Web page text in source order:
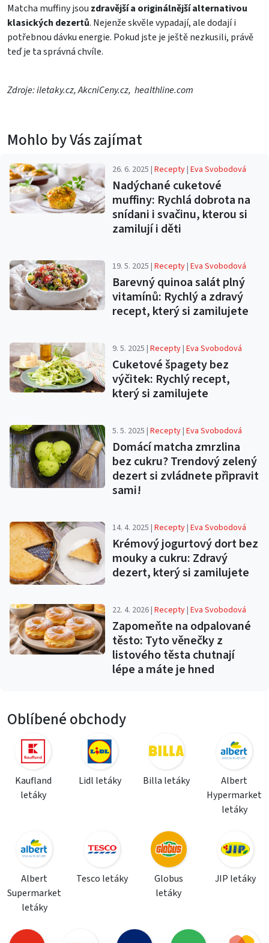
Matcha muffiny jsou zdravější a originálnější alternativou
klasických dezertů. Nejenže skvěle vypadají, ale dodají i
potřebnou dávku energie. Pokud jste je ještě nezkusili, právě
teď je ta správná chvíle.
Zdroje: iletaky.cz, AkcniCeny.cz, healthline.com
Mohlo by Vás zajímat
26. 6. 2025 |Recepty|Eva Svobodová
Nadýchané cuketové
muffiny: Rychlá dobrota na
snídani i svačinu, kterou si
zamilují i děti
19. 5. 2025 |Recepty|Eva Svobodová
Barevný quinoa salát plný
vitamínů: Rychlý a zdravý
recept, který si zamilujete
9. 5. 2025 |Recepty|Eva Svobodová
Cuketové špagety bez
výčitek: Rychlý recept,
který si zamilujete
5. 5. 2025 |Recepty|Eva Svobodová
Domácí matcha zmrzlina
bez cukru? Trendový zelený
dezert si zvládnete připravit
sami!
14. 4. 2025 |Recepty|Eva Svobodová
Krémový jogurtový dort bez
mouky a cukru: Zdravý
dezert, který si zamilujete
22. 4. 2026 |Recepty|Eva Svobodová
Zapomeňte na odpalované
těsto: Tyto věnečky z
listového těsta chutnají
lépe a máte je hned
Oblíbené obchody
Kaufland
letáky
Lidl letáky Billa letáky
Albert
Hypermarket
letáky
Albert
Supermarket
letáky
Tesco letáky
Globus
letáky
JIP letáky